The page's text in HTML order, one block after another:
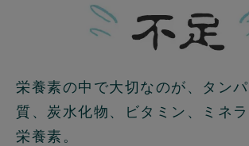
栄養素の中で大切なのが、タン
質、炭水化物、ビタミン、ミネ
栄養素。